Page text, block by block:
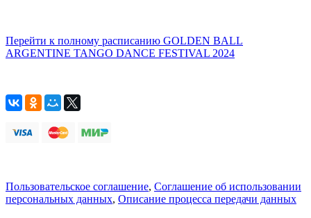
Перейти к полному расписанию GOLDEN BALL
ARGENTINE TANGO DANCE FESTIVAL 2024
Пользовательское соглашение, Соглашение об использовании
персональных данных, Описание процесса передачи данных